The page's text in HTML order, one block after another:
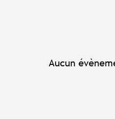
Aucun